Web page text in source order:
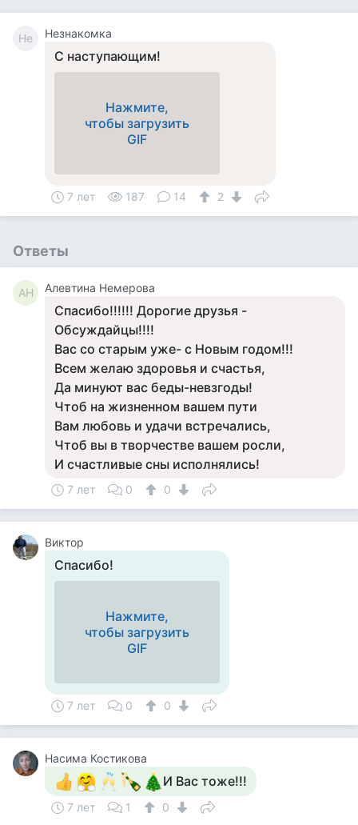
Не Незнакомка
С наступающим!
Нажмите,
чтобы загрузить
GIF
7 лет 187 14 2
Ответы
АН Алевтина Немерова
Спасибо!!!!!! Дорогие друзья -
Обсуждайцы!!!!
Вас со старым уже- с Новым годом!!!
Всем желаю здоровья и счастья,
Да минуют вас беды-невзгоды!
Чтоб на жизненном вашем пути
Вам любовь и удачи встречались,
Чтоб вы в творчестве вашем росли,
И счастливые сны исполнялись!
7 лет 0 0
Виктор
Спасибо!
Нажмите,
чтобы загрузить
GIF
7 лет 0 0
Насима Костикова
И Вас тоже!!!
7 лет 1 0